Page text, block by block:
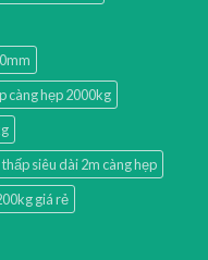
càng hẹp 2000kg
siêu dài 2m càng hẹp
giá rẻ